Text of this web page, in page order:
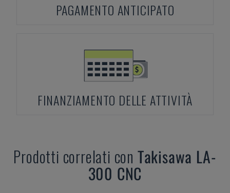
PAGAMENTO ANTICIPATO
FINANZIAMENTO DELLE ATTIVITÀ
Prodotti correlati con Takisawa LA-
300 CNC